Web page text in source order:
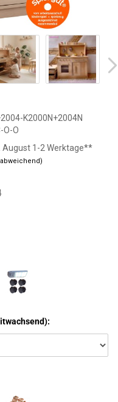
K2000N+2004N
O-O
August 1-2 Werktage**